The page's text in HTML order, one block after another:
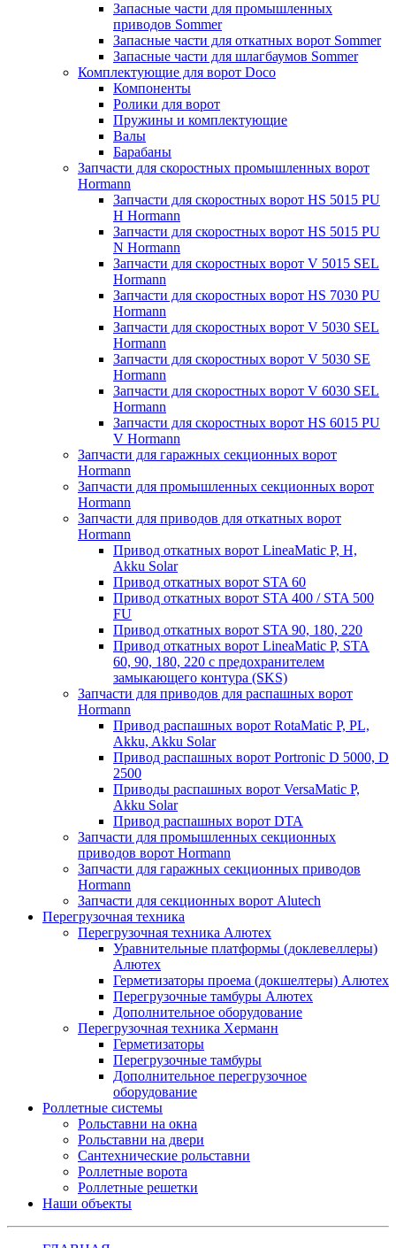
Запасные части для промышленных
приводов Sommer
Запасные части для откатных ворот Sommer
Запасные части для шлагбаумов Sommer
Комплектующие для ворот Doco
Компоненты
Ролики для ворот
Пружины и комплектующие
Валы
Барабаны
Запчасти для скоростных промышленных ворот
Hormann
Запчасти для скоростных ворот HS 5015 PU
H Hormann
Запчасти для скоростных ворот HS 5015 PU
N Hormann
Запчасти для скоростных ворот V 5015 SEL
Hormann
Запчасти для скоростных ворот HS 7030 PU
Hormann
Запчасти для скоростных ворот V 5030 SEL
Hormann
Запчасти для скоростных ворот V 5030 SE
Hormann
Запчасти для скоростных ворот V 6030 SEL
Hormann
Запчасти для скоростных ворот HS 6015 PU
V Hormann
Запчасти для гаражных секционных ворот
Hormann
Запчасти для промышленных секционных ворот
Hormann
Запчасти для приводов для откатных ворот
Hormann
Привод откатных ворот LineaMatic P, H,
Akku Solar
Привод откатных ворот STA 60
Привод откатных ворот STA 400 / STA 500
FU
Привод откатных ворот STA 90, 180, 220
Привод откатных ворот LineaMatic P, STA
60, 90, 180, 220 с предохранителем
замыкающего контура (SKS)
Запчасти для приводов для распашных ворот
Hormann
Привод распашных ворот RotaMatic P, PL,
Akku, Akku Solar
Привод распашных ворот Portronic D 5000, D
2500
Приводы распашных ворот VersaMatic P,
Akku Solar
Привод распашных ворот DTA
Запчасти для промышленных секционных
приводов ворот Hormann
Запчасти для гаражных секционных приводов
Hormann
Запчасти для секционных ворот Alutech
Перегрузочная техника
Перегрузочная техника Алютех
Уравнительные платформы (доклевеллеры)
Алютех
Герметизаторы проема (докшелтеры) Алютех
Перегрузочные тамбуры Алютех
Дополнительное оборудование
Перегрузочная техника Херманн
Герметизаторы
Перегрузочные тамбуры
Дополнительное перегрузочное
оборудование
Роллетные системы
Рольставни на окна
Рольставни на двери
Сантехнические рольставни
Роллетные ворота
Роллетные решетки
Наши объекты